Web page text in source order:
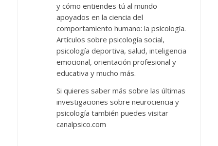
y cómo entiendes tú al mundo
apoyados en la ciencia del
comportamiento humano: la psicología.
Artículos sobre psicología social,
psicología deportiva, salud, inteligencia
emocional, orientación profesional y
educativa y mucho más.
Si quieres saber más sobre las últimas
investigaciones sobre neurociencia y
psicología también puedes visitar
canalpsico.com